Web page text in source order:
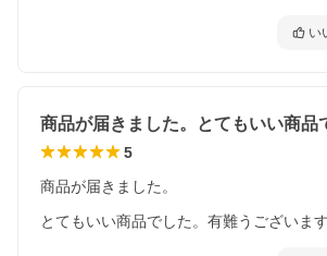
い
5
商品が届きました。
とてもいい商品でした。有難うございます